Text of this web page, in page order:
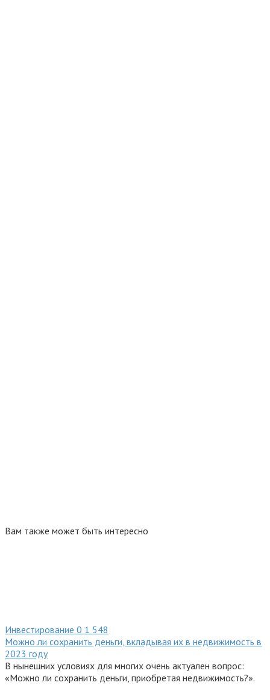
Вам также может быть интересно
Инвестирование 0 1 548
Можно ли сохранить деньги, вкладывая их в недвижимость в
2023 году
В нынешних условиях для многих очень актуален вопрос:
«Можно ли сохранить деньги, приобретая недвижимость?».